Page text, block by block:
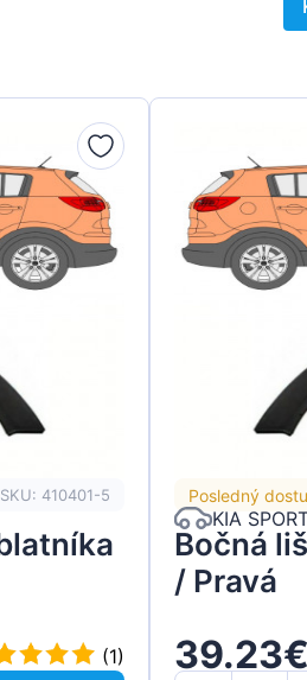
SKU: 410401-5
(1)
Posledný
KIA
Bočná
/ Pravá
39.23€